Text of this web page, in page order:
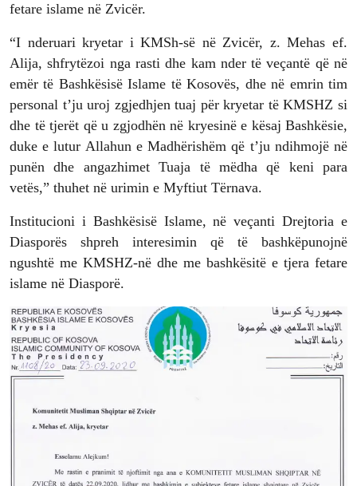
fetare islame në Zvicër.
“I nderuari kryetar i KMSh-së në Zvicër, z. Mehas ef.
Alija, shfrytëzoi nga rasti dhe kam nder të veçantë që në
emër të Bashkësisë Islame të Kosovës, dhe në emrin tim
personal t’ju uroj zgjedhjen tuaj për kryetar të KMSHZ si
dhe të tjerët që u zgjodhën në kryesinë e kësaj Bashkësie,
duke e lutur Allahun e Madhërishëm që t’ju ndihmojë në
punën dhe angazhimet Tuaja të mëdha që keni para
vetës,” thuhet në urimin e Myftiut Tërnava.
Institucioni i Bashkësisë Islame, në veçanti Drejtoria e
Diasporës shpreh interesimin që të bashkëpunojnë
ngushtë me KMSHZ-në dhe me bashkësitë e tjera fetare
islame në Diasporë.